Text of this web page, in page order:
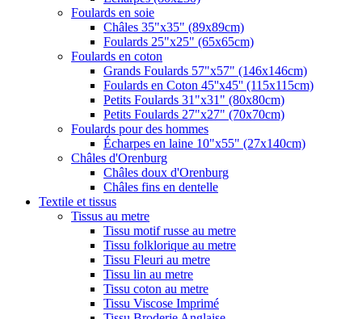
Foulards en soie
Châles 35"x35" (89x89cm)
Foulards 25"x25" (65x65cm)
Foulards en coton
Grands Foulards 57"x57" (146x146cm)
Foulards en Coton 45''x45'' (115x115cm)
Petits Foulards 31"x31" (80x80cm)
Petits Foulards 27"x27" (70x70cm)
Foulards pour des hommes
Écharpes en laine 10"x55" (27x140cm)
Châles d'Orenburg
Châles doux d'Orenburg
Châles fins en dentelle
Textile et tissus
Tissus au metre
Tissu motif russe au metre
Tissu folklorique au metre
Tissu Fleuri au metre
Tissu lin au metre
Tissu coton au metre
Tissu Viscose Imprimé